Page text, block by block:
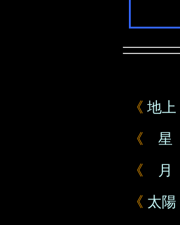
《 地上
《 星
《 月
《 太陽